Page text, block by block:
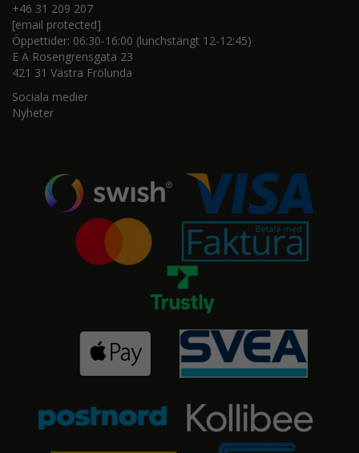
+46 31 209 207
[email protected]
Öppettider: 06:30-16:00 (lunchstängt 12-12:45)
E A Rosengrensgata 23
421 31 Västra Frölunda
Sociala medier
Nyheter